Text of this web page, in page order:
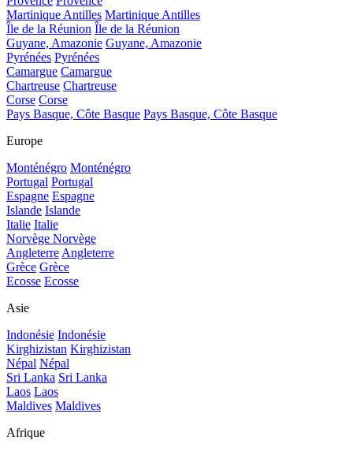
Martinique Antilles Martinique Antilles
Île de la Réunion Île de la Réunion
Guyane, Amazonie Guyane, Amazonie
Pyrénées Pyrénées
Camargue Camargue
Chartreuse Chartreuse
Corse Corse
Pays Basque, Côte Basque Pays Basque, Côte Basque
Europe
Monténégro Monténégro
Portugal Portugal
Espagne Espagne
Islande Islande
Italie Italie
Norvège Norvège
Angleterre Angleterre
Grèce Grèce
Ecosse Ecosse
Asie
Indonésie Indonésie
Kirghizistan Kirghizistan
Népal Népal
Sri Lanka Sri Lanka
Laos Laos
Maldives Maldives
Afrique